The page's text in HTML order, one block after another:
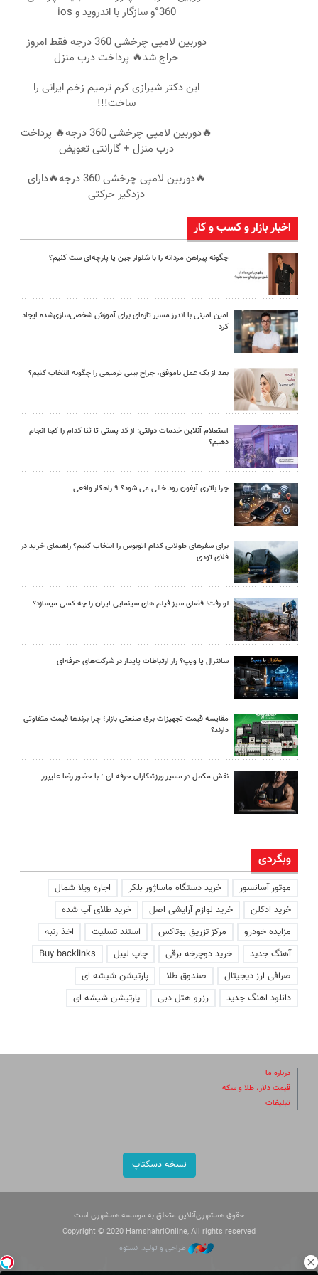
360°و سازگار با اندروید و ios
دوربین لامپی چرخشی 360 درجه فقط امروز
حراج شد🔥 پرداخت درب منزل
این دکتر شیرازی کرم ترمیم زخم ایرانی را
ساخت!!!
🔥دوربین لامپی چرخشی 360 درجه🔥 پرداخت
درب منزل + گارانتی تعویض
🔥دوربین لامپی چرخشی 360 درجه🔥دارای
دزدگیر حرکتی
اخبار بازار و کسب و کار
چگونه پیراهن مردانه را با شلوار جین یا پارچه‌ای ست کنیم؟
امین امینی با اندرز مسیر تازه‌ای برای آموزش شخصی‌سازی‌شده ایجاد
کرد
بعد از یک عمل ناموفق، جراح بینی ترمیمی را چگونه انتخاب کنیم؟
استعلام آنلاین خدمات دولتی: از کد پستی تا ثنا کدام را کجا انجام
دهیم؟
چرا باتری آیفون زود خالی می شود؟ ۹ راهکار واقعی
برای سفرهای طولانی کدام اتوبوس را انتخاب کنیم؟ راهنمای خرید در
فلای تودی
لو رفت! فضای سبز فیلم های سینمایی ایران را چه کسی میسازد؟
سانترال یا ویپ؟ راز ارتباطات پایدار در شرکت‌های حرفه‌ای
مقایسه قیمت تجهیزات برق صنعتی بازار؛ چرا برندها قیمت متفاوتی
دارند؟
نقش مکمل در مسیر ورزشکاران حرفه ای ؛ با حضور رضا علیپور
وبگردی
موتور آسانسور خرید دستگاه ماساژور بلکر
اجاره ویلا شمال
خرید ادکلن
خرید لوازم آرایشی اصل
خرید طلای آب شده
مزایده خودرو
مرکز تزریق بوتاکس استند تسلیت
اخذ رتبه
آهنگ جدید
خرید دوچرخه برقی چاپ لیبل
Buy backlinks
صرافی ارز دیجیتال
صندوق طلا
پارتیشن شیشه ای
دانلود اهنگ جدید
رزرو هتل دبی پارتیشن شیشه ای
درباره ما
قیمت دلار، طلا و سکه
تبلیغات
نسخه دسکتاپ
حقوق همشهری‌آنلاین متعلق به موسسه همشهری است
Copyright © 2020 HamshahriOnline, All rights reserved
طراحی و تولید: نستوه